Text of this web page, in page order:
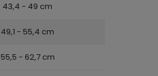
43,4 - 49 cm
49,1 - 55,4 cm
55,5 - 62,7 cm